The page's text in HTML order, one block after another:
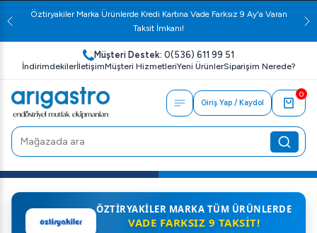
Öztiryakiler Marka Ürünlerde Kredi Kartına Vade Farksız 9 Ay'a Varan
Taksit İmkanı!
Müşteri Destek: 0(536) 611 99 51
İndirimdekilerİletişimMüşteri HizmetleriYeni ÜrünlerSiparişim Nerede?
Giriş Yap / Kaydol
0
ÖZTIRYAKILER MARKA TÜM ÜRÜNLERDE
VADE FARKSIZ 9 TAKSIT!